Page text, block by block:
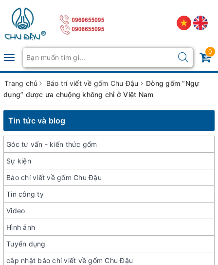
Toggle
navigation
0
Trang chủ Báo trí viết về gốm Chu Đậu
Dòng gốm “Ngự
dụng” được ưa chuộng không chỉ ở Việt Nam
Tin tức và blog
Góc tư vấn - kiến thức gốm
Sự kiện
Báo chí viết về gốm Chu Đậu
Tin công ty
Video
Hình ảnh
Tuyển dụng
câp nhật báo chí viết về gốm Chu Đậu